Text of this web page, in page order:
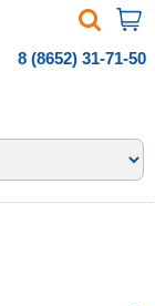
8 (8652) 31-71-50